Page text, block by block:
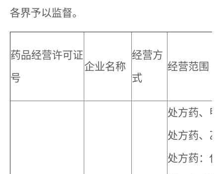
各界予以监督。
药品经营许可证
号
企业名称
经营方
式
经营范围
处方药、
处方药、
处方药：化